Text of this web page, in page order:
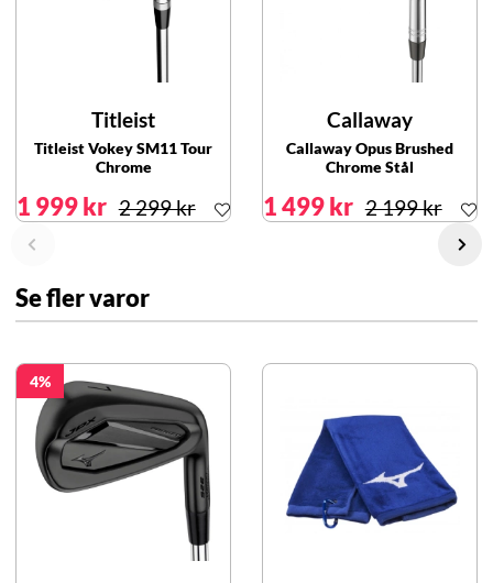
Titleist
Titleist Vokey SM11 Tour
Chrome
1 999 kr 2 299 kr
Callaway
Callaway Opus Brushed
Chrome Stål
1 499 kr 2 199 kr
Se fler varor
4